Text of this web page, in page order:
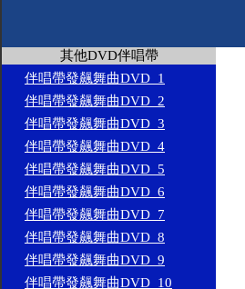
其他DVD伴唱帶
伴唱帶發飆舞曲DVD_1
伴唱帶發飆舞曲DVD_2
伴唱帶發飆舞曲DVD_3
伴唱帶發飆舞曲DVD_4
伴唱帶發飆舞曲DVD_5
伴唱帶發飆舞曲DVD_6
伴唱帶發飆舞曲DVD_7
伴唱帶發飆舞曲DVD_8
伴唱帶發飆舞曲DVD_9
伴唱帶發飆舞曲DVD_10